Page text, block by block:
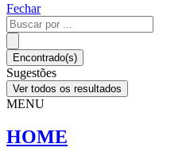
Fechar
Pesquisar
...
Encontrado(s)
Sugestões
Ver todos os resultados
MENU
HOME